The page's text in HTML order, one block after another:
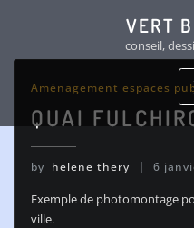
VERT
conseil,
Aménagement espaces
QUAI
by helene thery 6
Exemple de photomontage
ville.